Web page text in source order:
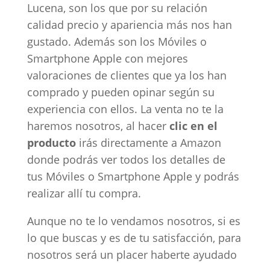
Lucena, son los que por su relación
calidad precio y apariencia más nos han
gustado. Además son los Móviles o
Smartphone Apple con mejores
valoraciones de clientes que ya los han
comprado y pueden opinar según su
experiencia con ellos. La venta no te la
haremos nosotros, al hacer clic en el
productoirás directamente a Amazon
donde podrás ver todos los detalles de
tus Móviles o Smartphone Apple y podrás
realizar allí tu compra.
Aunque no te lo vendamos nosotros, si es
lo que buscas y es de tu satisfacción, para
nosotros será un placer haberte ayudado